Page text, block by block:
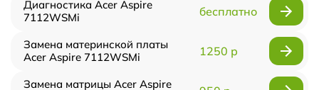
Диагностика Acer Aspire
7112WSMi
бесплатно
Замена материнской платы
Acer Aspire 7112WSMi
1250 р
Замена матрицы Acer Aspire